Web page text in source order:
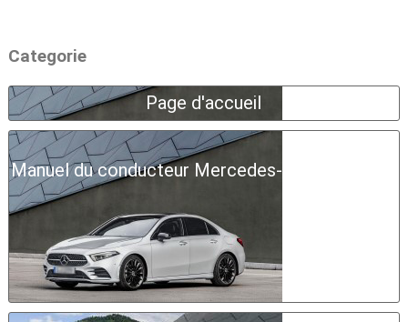
Categorie
Page d'accueil
Manuel du conducteur Mercedes-Benz Classe A